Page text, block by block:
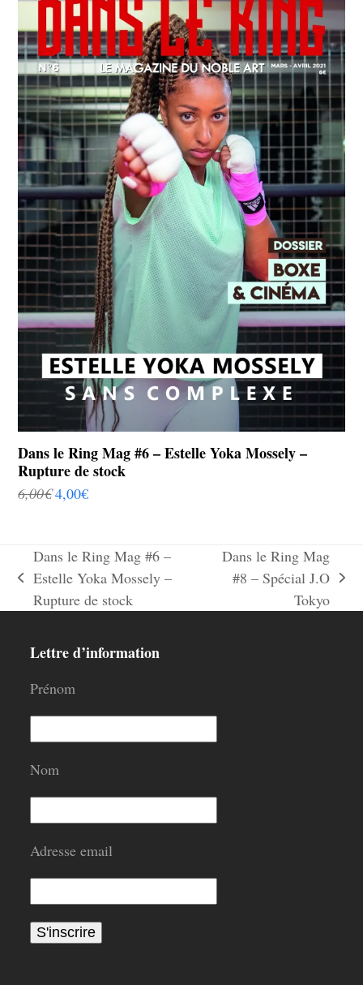
Dans le Ring Mag #6 – Estelle Yoka Mossely –
Rupture de stock
6,00€ 4,00€
Dans le Ring Mag #6 –
Estelle Yoka Mossely –
Rupture de stock
Dans le Ring Mag
#8 – Spécial J.O
Tokyo
Lettre d’information
Prénom
Nom
Adresse email